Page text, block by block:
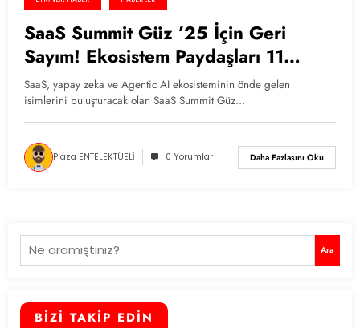
SaaS Summit Güz ’25 İçin Geri
Sayım! Ekosistem Paydaşları 11
Ekim’de Buluşuyor!
SaaS, yapay zeka ve Agentic AI ekosisteminin önde gelen
isimlerini buluşturacak olan SaaS Summit Güz…
Plaza ENTELEKTÜELİ 0 Yorumlar Daha Fazlasını Oku
Ara Ara
BİZİ TAKİP EDİN